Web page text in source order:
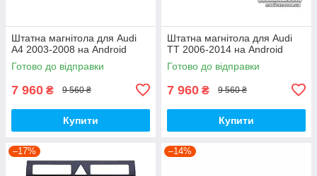
Штатна магнітола для Audi
A4 2003-2008 на Android
Готово до відправки
7 960 ₴ 9 560 ₴
Купити
Штатна магнітола для Audi
TT 2006-2014 на Android
Готово до відправки
7 960 ₴ 9 560 ₴
Купити
–17% –14%